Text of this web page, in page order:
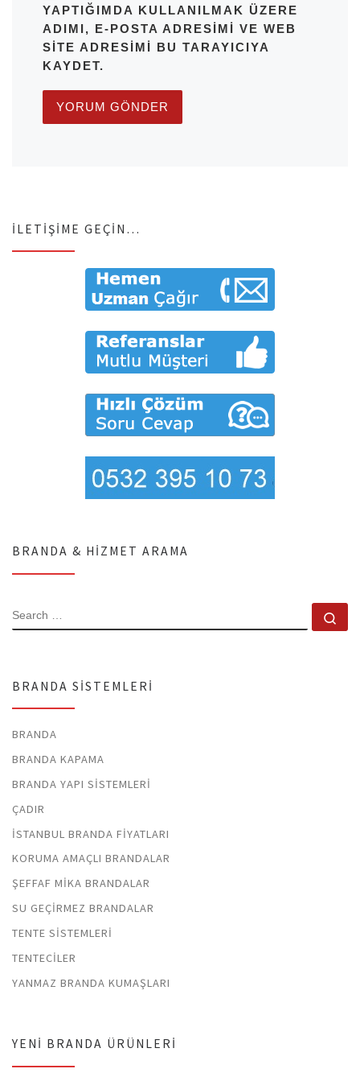
YAPTIĞIMDA KULLANILMAK ÜZERE
ADIMI, E-POSTA ADRESIMI VE WEB
SITE ADRESIMI BU TARAYICIYA
KAYDET.
İLETIŞIME GEÇIN…
BRANDA & HIZMET ARAMA
SEARCH
BRANDA SISTEMLERI
BRANDA
BRANDA KAPAMA
BRANDA YAPI SISTEMLERI
ÇADIR
İSTANBUL BRANDA FIYATLARI
KORUMA AMAÇLI BRANDALAR
ŞEFFAF MIKA BRANDALAR
SU GEÇIRMEZ BRANDALAR
TENTE SISTEMLERI
TENTECILER
YANMAZ BRANDA KUMAŞLARI
YENI BRANDA ÜRÜNLERI